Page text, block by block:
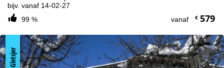
bijv. vanaf 14-02-27
99 %
vanaf €579
Gletsjer